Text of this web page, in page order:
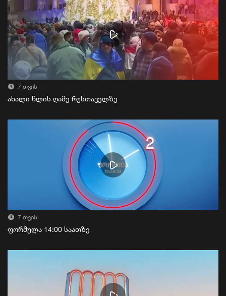
7 თვის
ახალი წლის ღამე რუსთაველზე
7 თვის
ფორმულა 14:00 საათზე